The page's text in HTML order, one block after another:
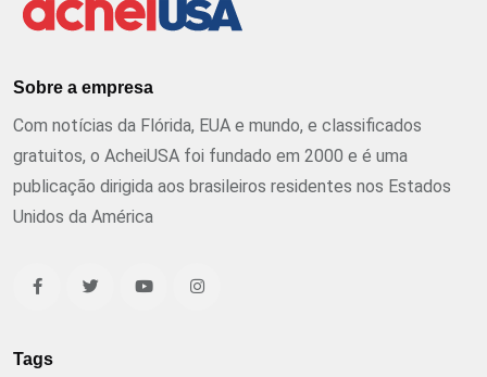
Sobre a empresa
Com notícias da Flórida, EUA e mundo, e classificados
gratuitos, o AcheiUSA foi fundado em 2000 e é uma
publicação dirigida aos brasileiros residentes nos Estados
Unidos da América
Tags